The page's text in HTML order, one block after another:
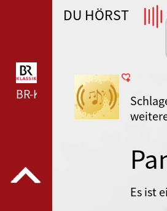
WDR 4 --- WDR 4 ---
BR-KLASSIK --- BR-KLASSIK ---
DU HÖRST
Es ist